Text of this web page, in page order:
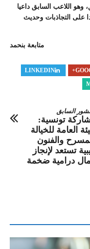
وهو اللاعب السابق داعيا
على التجاذبات وحديث
متابعة بنحمد
LINKEDIN
السابق
تونسية:
العامة للخيالة
والفنون
تستعد لإنجاز
درامية ضخمة